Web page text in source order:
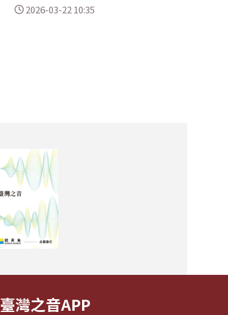
2026-03-22 10:35
臺灣之音APP